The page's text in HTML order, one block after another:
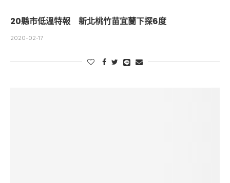
20縣市低溫特報 新北桃竹苗宜蘭下探6度
2020-02-17